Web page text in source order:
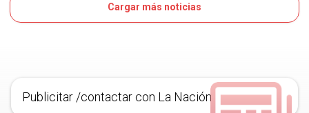
PATROCINADO
Cargar más noticias
Publicitar /contactar con La Nación